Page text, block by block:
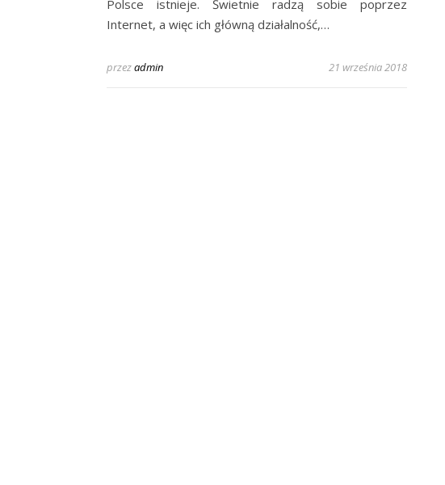
Polsce istnieje. Świetnie radzą sobie poprzez
Internet, a więc ich główną działalność,…
przezadmin 21 września 2018